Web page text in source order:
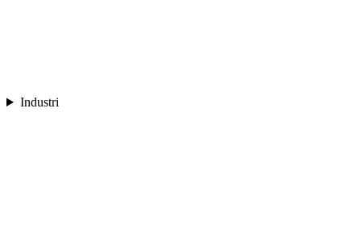
Industri